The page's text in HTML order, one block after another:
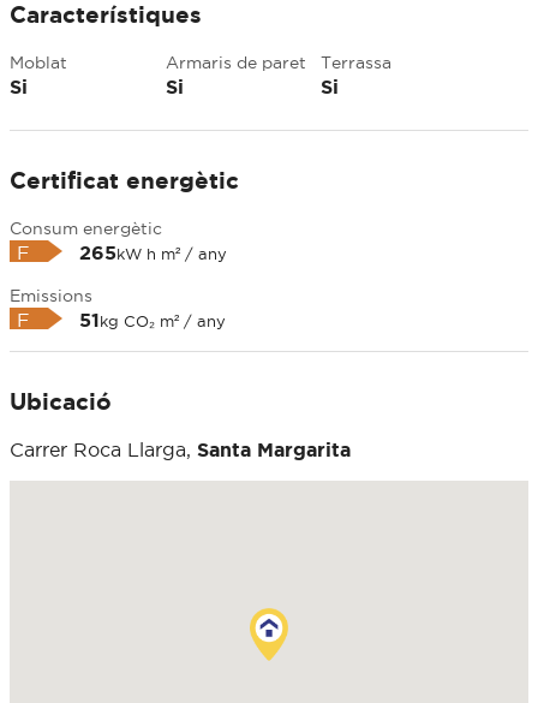
Característiques
Moblat
Si
Armaris de paret
Si
Terrassa
Si
Certificat energètic
Consum energètic
F 265kW h m² / any
Emissions
F 51kg CO₂ m² / any
Ubicació
Carrer Roca Llarga, Santa Margarita